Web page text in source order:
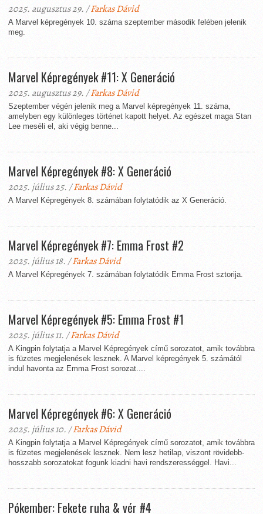
2025. augusztus 29. /Farkas Dávid
A Marvel képregények 10. száma szeptember második felében jelenik
meg.
Marvel Képregények #11: X Generáció
2025. augusztus 29. /Farkas Dávid
Szeptember végén jelenik meg a Marvel képregények 11. száma,
amelyben egy különleges történet kapott helyet. Az egészet maga Stan
Lee meséli el, aki végig benne...
Marvel Képregények #8: X Generáció
2025. július 25. /Farkas Dávid
A Marvel Képregények 8. számában folytatódik az X Generáció.
Marvel Képregények #7: Emma Frost #2
2025. július 18. /Farkas Dávid
A Marvel Képregények 7. számában folytatódik Emma Frost sztorija.
Marvel Képregények #5: Emma Frost #1
2025. július 11. /Farkas Dávid
A Kingpin folytatja a Marvel Képregények című sorozatot, amik továbbra
is füzetes megjelenések lesznek. A Marvel képregények 5. számától
indul havonta az Emma Frost sorozat....
Marvel Képregények #6: X Generáció
2025. július 10. /Farkas Dávid
A Kingpin folytatja a Marvel Képregények című sorozatot, amik továbbra
is füzetes megjelenések lesznek. Nem lesz hetilap, viszont rövidebb-
hosszabb sorozatokat fogunk kiadni havi rendszerességgel. Havi...
Pókember: Fekete ruha & vér #4